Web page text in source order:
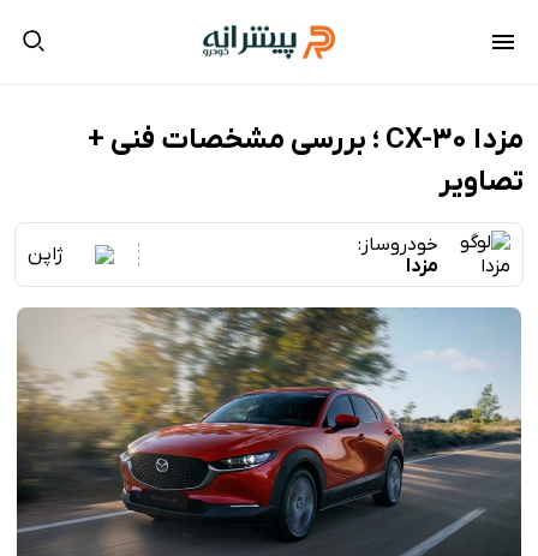
مزدا CX-30 ؛ بررسی مشخصات فنی +
تصاویر
خودروساز:
مزدا
ژاپن